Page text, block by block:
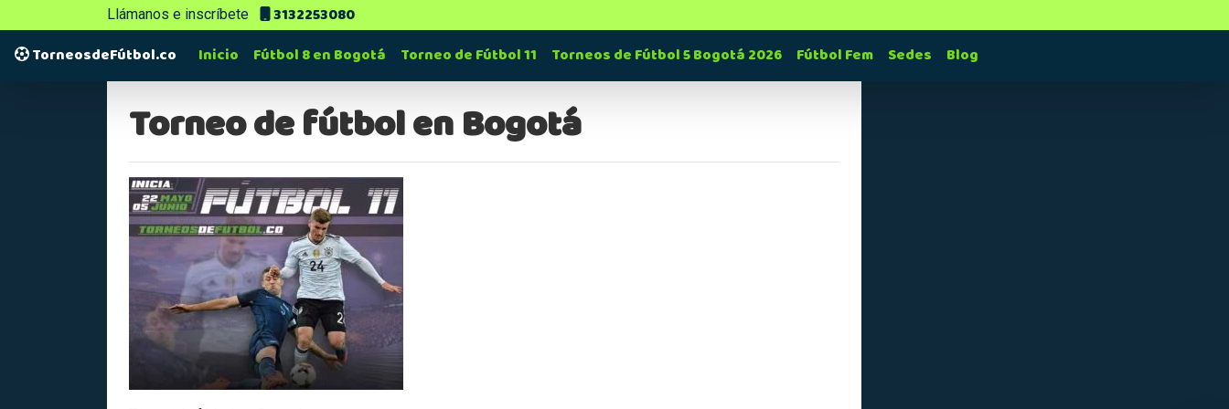
Llámanos e inscríbete
3132253080
TorneosdeFútbol.co
Inicio Fútbol 8 en Bogotá Torneo de Fútbol 11 Torneos de Fútbol 5 Bogotá 2026 Fútbol Fem Sedes Blog
Torneo de fútbol en Bogotá